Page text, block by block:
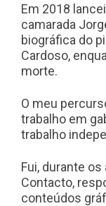
Em 2018
camarada
biográfica do
Cardoso,
morte.
O meu
trabalho em
trabalho
Fui, durante
Contacto,
conteúdos